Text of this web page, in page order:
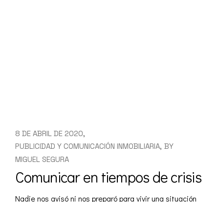
8 DE ABRIL DE 2020
PUBLICIDAD Y COMUNICACIÓN INMOBILIARIA BY
MIGUEL SEGURA
Comunicar en tiempos de crisis
Nadie nos avisó ni nos preparó para vivir una situación